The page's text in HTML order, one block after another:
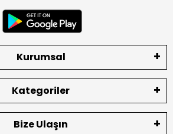
Kurumsal
Kategoriler
Bize Ulaşın